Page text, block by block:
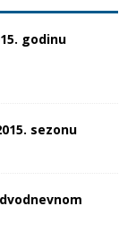
godinu
sezonu